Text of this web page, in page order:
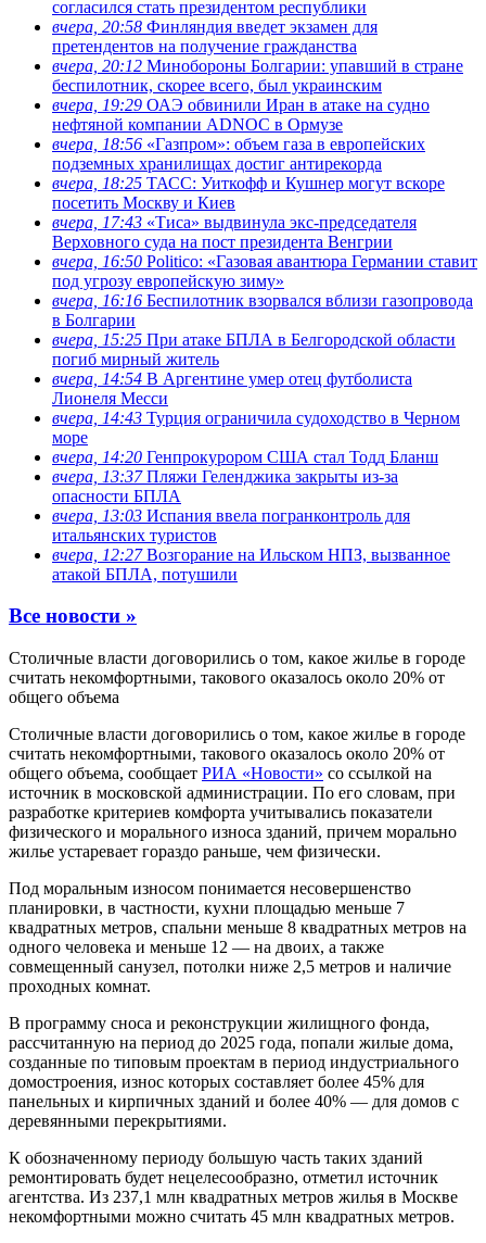
согласился стать президентом республики
вчера, 20:58 Финляндия введет экзамен для
претендентов на получение гражданства
вчера, 20:12 Минобороны Болгарии: упавший в стране
беспилотник, скорее всего, был украинским
вчера, 19:29 ОАЭ обвинили Иран в атаке на судно
нефтяной компании ADNOC в Ормузе
вчера, 18:56 «Газпром»: объем газа в европейских
подземных хранилищах достиг антирекорда
вчера, 18:25 ТАСС: Уиткофф и Кушнер могут вскоре
посетить Москву и Киев
вчера, 17:43 «Тиса» выдвинула экс-председателя
Верховного суда на пост президента Венгрии
вчера, 16:50 Politico: «Газовая авантюра Германии ставит
под угрозу европейскую зиму»
вчера, 16:16 Беспилотник взорвался вблизи газопровода
в Болгарии
вчера, 15:25 При атаке БПЛА в Белгородской области
погиб мирный житель
вчера, 14:54 В Аргентине умер отец футболиста
Лионеля Месси
вчера, 14:43 Турция ограничила судоходство в Черном
море
вчера, 14:20 Генпрокурором США стал Тодд Бланш
вчера, 13:37Пляжи Геленджика закрыты из-за
опасности БПЛА
вчера, 13:03 Испания ввела погранконтроль для
итальянских туристов
вчера, 12:27Возгорание на Ильском НПЗ, вызванное
атакой БПЛА, потушили
Все новости »
Столичные власти договорились о том, какое жилье в городе
считать некомфортными, такового оказалось около 20% от
общего объема
Столичные власти договорились о том, какое жилье в городе
считать некомфортными, такового оказалось около 20% от
общего объема, сообщает РИА «Новости» со ссылкой на
источник в московской администрации. По его словам, при
разработке критериев комфорта учитывались показатели
физического и морального износа зданий, причем морально
жилье устаревает гораздо раньше, чем физически.
Под моральным износом понимается несовершенство
планировки, в частности, кухни площадью меньше 7
квадратных метров, спальни меньше 8 квадратных метров на
одного человека и меньше 12 — на двоих, а также
совмещенный санузел, потолки ниже 2,5 метров и наличие
проходных комнат.
В программу сноса и реконструкции жилищного фонда,
рассчитанную на период до 2025 года, попали жилые дома,
созданные по типовым проектам в период индустриального
домостроения, износ которых составляет более 45% для
панельных и кирпичных зданий и более 40% — для домов с
деревянными перекрытиями.
К обозначенному периоду большую часть таких зданий
ремонтировать будет нецелесообразно, отметил источник
агентства. Из 237,1 млн квадратных метров жилья в Москве
некомфортными можно считать 45 млн квадратных метров.